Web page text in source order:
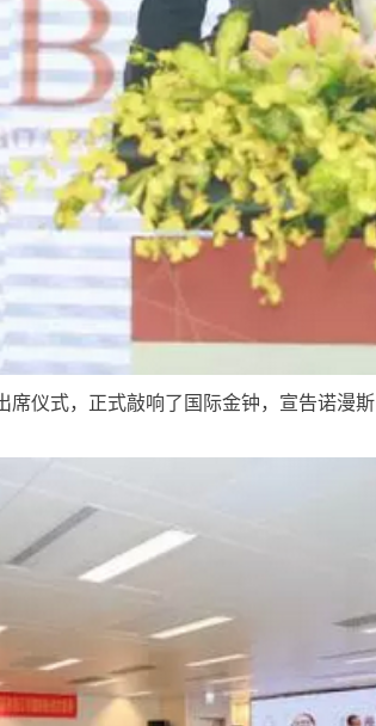
席仪式，正式敲响了国际金钟，宣告诺漫斯